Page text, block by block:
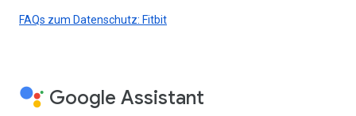
FAQs zum Datenschutz: Fitbit
Google Assistant